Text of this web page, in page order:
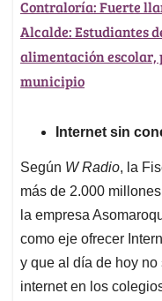
Contraloría: Fuerte
Alcalde: Estudiantes
alimentación escolar,
municipio
Internet sin
Según W Radio, la
más de 2.000
la empresa
como eje ofrecer
y que al día de hoy
internet en los